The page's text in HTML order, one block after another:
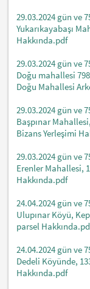
29.03.2024 gün ve
Yukarıkayabaşı
Hakkında.pdf
29.03.2024 gün ve
Doğu mahallesi
Doğu Mahallesi
29.03.2024 gün ve
Başpınar
Bizans Yerleşimi
29.03.2024 gün ve
Erenler Mahallesi,
Hakkında.pdf
24.04.2024 gün ve
Ulupınar Köyü,
parsel
24.04.2024 gün ve
Dedeli Köyünde,
Hakkında.pdf